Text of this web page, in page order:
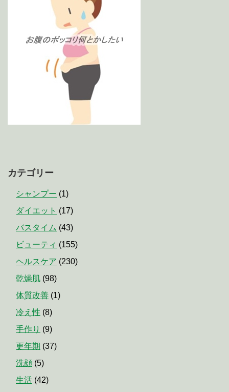
カテゴリー
シャンプー (1)
ダイエット (17)
バスタイム (43)
ビューティ (155)
ヘルスケア (230)
乾燥肌 (98)
体質改善 (1)
冷え性 (8)
手作り (9)
更年期 (37)
洗顔 (5)
生活 (42)